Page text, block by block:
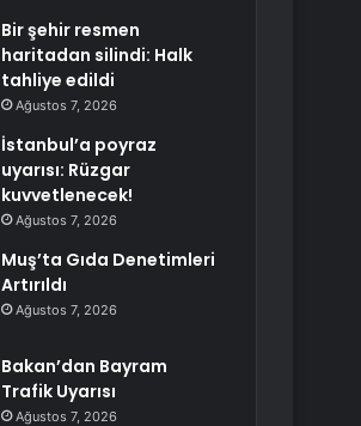
Bir şehir resmen
haritadan silindi: Halk
tahliye edildi
Ağustos 7, 2026
İstanbul’a poyraz
uyarısı: Rüzgar
kuvvetlenecek!
Ağustos 7, 2026
Muş’ta Gıda Denetimleri
Artırıldı
Ağustos 7, 2026
Bakan’dan Bayram
Trafik Uyarısı
Ağustos 7, 2026